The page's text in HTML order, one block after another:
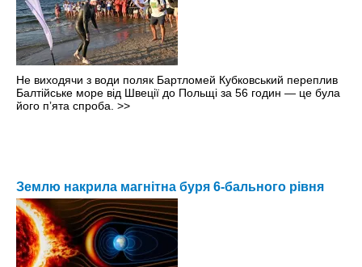
Не виходячи з води поляк Бартломей Кубковський переплив
Балтійське море від Швеції до Польщі за 56 годин — це була
його пʼята спроба. >>
Землю накрила магнітна буря 6-бального рівня